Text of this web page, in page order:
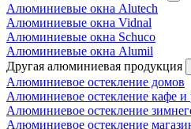
Алюминиевые окна Alutech
Алюминиевые окна Vidnal
Алюминиевые окна Schuco
Алюминиевые окна Alumil
Другая алюминиевая продукция
Алюминиевое остекление домов
Алюминиевое остекление кафе и
Алюминиевое остекление
Алюминиевое остекление